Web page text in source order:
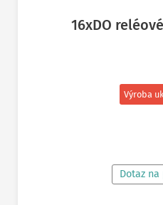
16xDO
Výroba
Dotaz